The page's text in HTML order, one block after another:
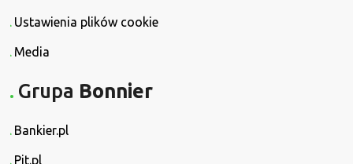
Ustawienia plików cookie
Media
Grupa Bonnier
Bankier.pl
Pit.pl